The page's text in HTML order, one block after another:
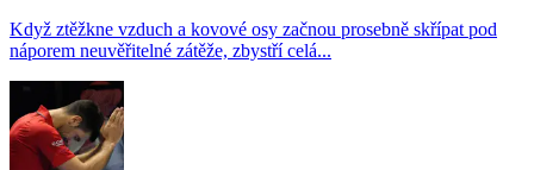
Když ztěžkne vzduch a kovové osy začnou prosebně skřípat pod
náporem neuvěřitelné zátěže, zbystří celá...